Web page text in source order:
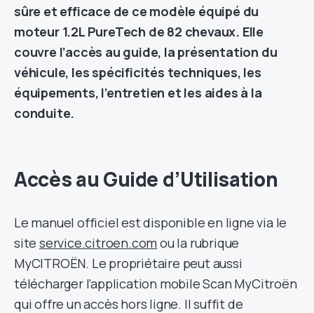
sûre et efficace de ce modèle équipé du
moteur 1.2L PureTech de 82 chevaux. Elle
couvre l’accès au guide, la présentation du
véhicule, les spécificités techniques, les
équipements, l’entretien et les aides à la
conduite.
Accès au Guide d’Utilisation
Le manuel officiel est disponible en ligne via le
site service.citroen.com ou la rubrique
MyCITROËN. Le propriétaire peut aussi
télécharger l’application mobile Scan MyCitroën
qui offre un accès hors ligne. Il suffit de